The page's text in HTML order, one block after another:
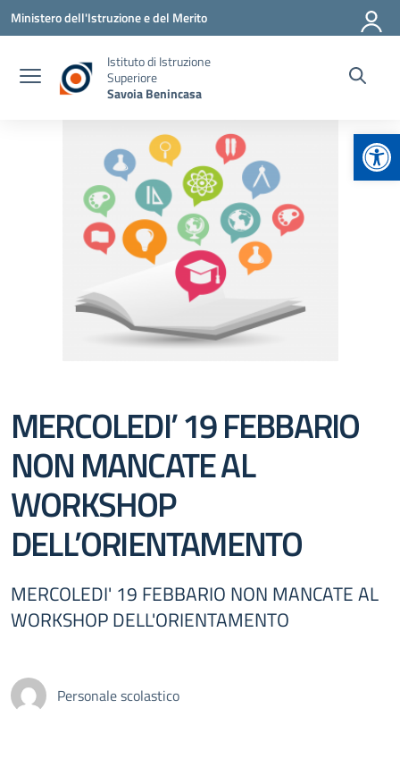
Vai ai contenuti
Vai al menu di navigazione
Vai al footer
Ministero dell'Istruzione e del Merito
Istituto di Istruzione
Superiore
Savoia Benincasa
MERCOLEDI’ 19 FEBBARIO
NON MANCATE AL
WORKSHOP
DELL’ORIENTAMENTO
MERCOLEDI' 19 FEBBARIO NON MANCATE AL
WORKSHOP DELL'ORIENTAMENTO
Personale scolastico